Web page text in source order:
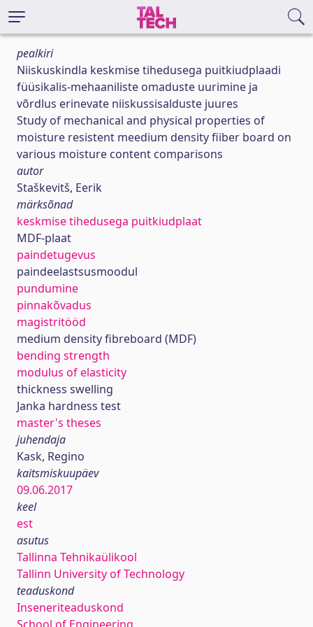
pealkiri
Niiskuskindla keskmise tihedusega puitkiudplaadi
füüsikalis-mehaaniliste omaduste uurimine ja
võrdlus erinevate niiskussisalduste juures
Study of mechanical and physical properties of
moisture resistent meedium density fiiber board on
various moisture content comparisons
autor
Staškevitš, Eerik
märksõnad
keskmise tihedusega puitkiudplaat
MDF-plaat
paindetugevus
paindeelastsusmoodul
pundumine
pinnakõvadus
magistritööd
medium density fibreboard (MDF)
bending strength
modulus of elasticity
thickness swelling
Janka hardness test
master's theses
juhendaja
Kask, Regino
kaitsmiskuupäev
09.06.2017
keel
est
asutus
Tallinna Tehnikaülikool
Tallinn University of Technology
teaduskond
Inseneriteaduskond